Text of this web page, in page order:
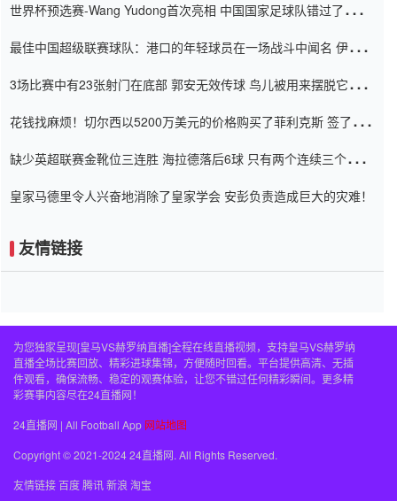
世界杯预选赛-Wang Yudong首次亮相 中国国家足球队错过了世界
最佳中国超级联赛球队：港口的年轻球员在一场战斗中闻名 伊万放
3场比赛中有23张射门在底部 郭安无效传球 鸟儿被用来摆脱它
花钱找麻烦！切尔西以5200万美元的价格购买了菲利克斯 签了7年
缺少英超联赛金靴位三连胜 海拉德落后6球 只有两个连续三个连续
皇家马德里令人兴奋地消除了皇家学会 安彭负责造成巨大的灾难！
友情链接
为您独家呈现[皇马VS赫罗纳直播]全程在线直播视频，支持皇马VS赫罗纳
直播全场比赛回放、精彩进球集锦，方便随时回看。平台提供高清、无插
件观看，确保流畅、稳定的观赛体验，让您不错过任何精彩瞬间。更多精
彩赛事内容尽在24直播网！
24直播网 | All Football App 网站地图
Copyright © 2021-2024 24直播网. All Rights Reserved.
友情链接百度腾讯新浪 淘宝